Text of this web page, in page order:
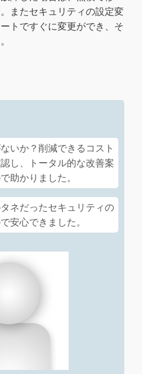
またセキュリティの設定変
トですぐに変更ができ、そ
いか？削減できるコスト
し、トータル的な改善案
助かりました。
ネだったセキュリティの
安心できました。